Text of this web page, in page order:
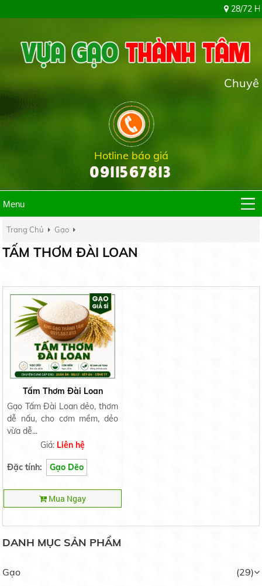
28/72 Hiệp
Chuyên
Hotline báo giá
0911567813
Menu
Trang Chủ Gạo
TẤM THƠM ĐÀI LOAN
Tấm Thơm Đài Loan
Gạo Tấm Đài Loan dẻo, thơm
dễ nấu, cho cơm mềm, dẻo
vừa dễ...
Giá: Liên hệ
Đặc tính: Gạo Dẽo
Mua Ngay
DANH MỤC SẢN PHẨM
Gạo (29)